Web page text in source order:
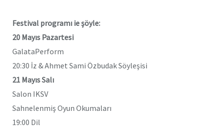
Festival programı ie şöyle:
20 Mayıs Pazartesi
GalataPerform
20:30 İz & Ahmet Sami Özbudak Söyleşisi
21 Mayıs Salı
Salon IKSV
Sahnelenmiş Oyun Okumaları
19:00 Dil